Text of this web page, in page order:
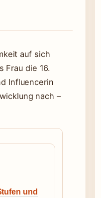
auf sich
Frau die 16.
Influencerin
nach –
und